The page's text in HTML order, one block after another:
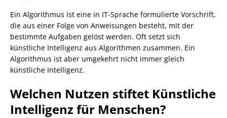
Ein Algorithmus ist eine in IT-Sprache formulierte Vorschrift,
die aus einer Folge von Anweisungen besteht, mit der
bestimmte Aufgaben gelöst werden. Oft setzt sich
künstliche Intelligenz aus Algorithmen zusammen. Ein
Algorithmus ist aber umgekehrt nicht immer gleich
künstliche Intelligenz.
Welchen Nutzen stiftet Künstliche
Intelligenz für Menschen?